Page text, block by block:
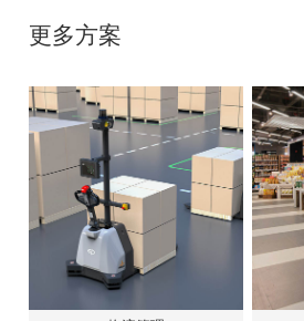
仓储冷库运输物流叉车
面临挑战：货品信息不熟
悉，导致挑选货品效率低
下 不了解叉车的运行位
置、运···